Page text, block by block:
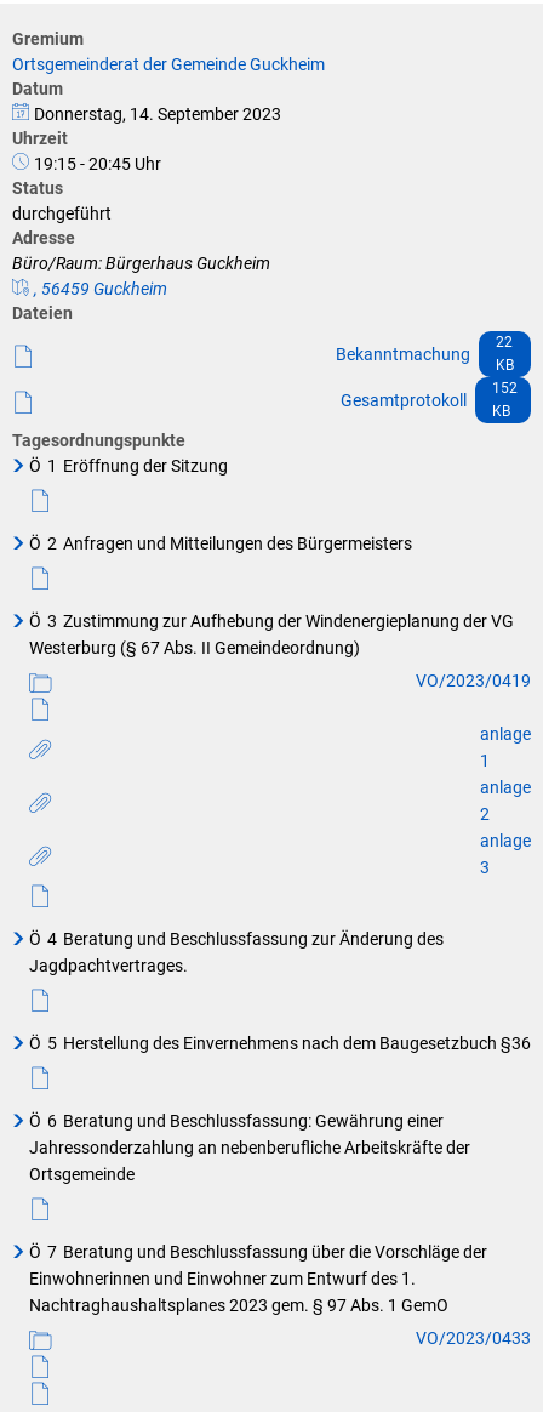
Förderungen der VG für private Umbauten
Feuerwehr
Ehrenamtskarte des Westerwaldkreises
Gremium
Ortsgemeinderat der Gemeinde Guckheim
Datum
Donnerstag, 14. September 2023
Uhrzeit
19:15 - 20:45 Uhr
Status
durchgeführt
Adresse
Büro/Raum: Bürgerhaus Guckheim
, 56459 Guckheim
Dateien
Bekanntmachung
22
KB
Gesamtprotokoll
152
KB
Tagesordnungspunkte
Ö 1 Eröffnung der Sitzung
Ö 2 Anfragen und Mitteilungen des Bürgermeisters
Ö 3 Zustimmung zur Aufhebung der Windenergieplanung der VG
Westerburg (§ 67 Abs. II Gemeindeordnung)
VO/2023/0419
anlage
1
anlage
2
anlage
3
Ö 4 Beratung und Beschlussfassung zur Änderung des
Jagdpachtvertrages.
Ö 5 Herstellung des Einvernehmens nach dem Baugesetzbuch §36
Ö 6 Beratung und Beschlussfassung: Gewährung einer
Jahressonderzahlung an nebenberufliche Arbeitskräfte der
Ortsgemeinde
Ö 7 Beratung und Beschlussfassung über die Vorschläge der
Einwohnerinnen und Einwohner zum Entwurf des 1.
Nachtraghaushaltsplanes 2023 gem. § 97 Abs. 1 GemO
VO/2023/0433